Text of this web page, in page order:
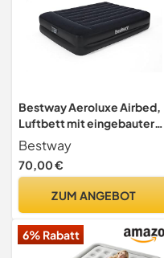
Bestway Aeroluxe Airbed,
Luftbett mit eingebauter
Elektropumpe, Queensize
203x152x46 cm
Bestway
70,00 €
ZUM ANGEBOT
6% Rabatt